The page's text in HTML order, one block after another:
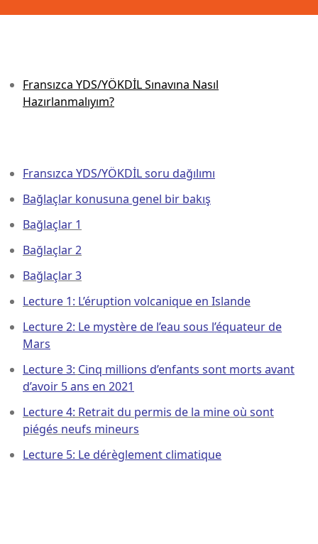
Fransızca YDS/YÖKDİL Sınavına Nasıl
Hazırlanmalıyım?
Fransızca YDS/YÖKDİL soru dağılımı
Bağlaçlar konusuna genel bir bakış
Bağlaçlar 1
Bağlaçlar 2
Bağlaçlar 3
Lecture 1: L’éruption volcanique en Islande
Lecture 2: Le mystère de l’eau sous l’équateur de
Mars
Lecture 3: Cinq millions d’enfants sont morts avant
d’avoir 5 ans en 2021
Lecture 4: Retrait du permis de la mine où sont
piégés neufs mineurs
Lecture 5: Le dérèglement climatique